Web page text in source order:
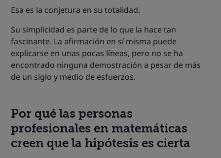
Esa es la conjetura en su totalidad.
Su simplicidad es parte de lo que la hace tan
fascinante. La afirmación en sí misma puede
explicarse en unas pocas líneas, pero no se ha
encontrado ninguna demostración a pesar de más
de un siglo y medio de esfuerzos.
Por qué las personas
profesionales en matemáticas
creen que la hipótesis es cierta